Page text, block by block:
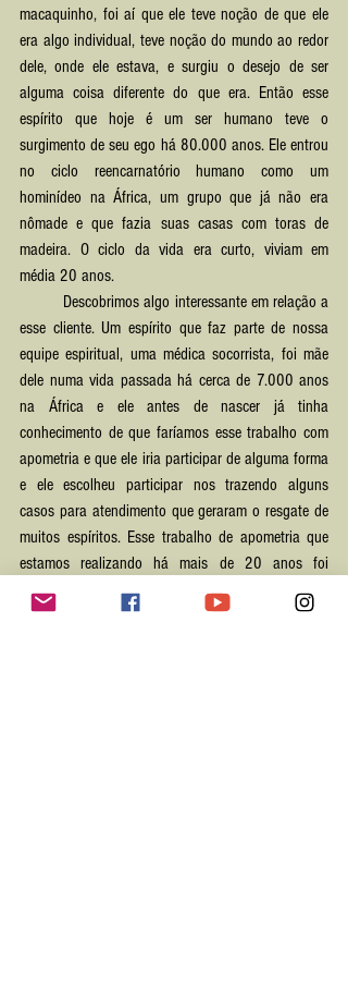
macaquinho, foi aí que ele teve noção de que ele
era algo individual, teve noção do mundo ao redor
dele, onde ele estava, e surgiu o desejo de ser
alguma coisa diferente do que era. Então esse
espírito que hoje é um ser humano teve o
surgimento de seu ego há 80.000 anos. Ele entrou
no ciclo reencarnatório humano como um
hominídeo na África, um grupo que já não era
nômade e que fazia suas casas com toras de
madeira. O ciclo da vida era curto, viviam em
média 20 anos.
esse cliente. Um espírito que faz parte de nossa
equipe espiritual, uma médica socorrista, foi mãe
dele numa vida passada há cerca de 7.000 anos
na África e ele antes de nascer já tinha
conhecimento de que faríamos esse trabalho com
apometria e que ele iria participar de alguma forma
e ele escolheu participar nos trazendo alguns
casos para atendimento que geraram o resgate de
muitos espíritos. Esse trabalho de apometria que
estamos realizando há mais de 20 anos foi
planejado na Idade Média e desde então vem
sendo implementado aqui na dimensão física.